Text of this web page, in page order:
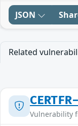
JSON
Related
Vulnerability